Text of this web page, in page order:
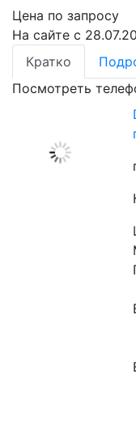
Цена по запросу
На сайте с
Кратко
Посмотреть